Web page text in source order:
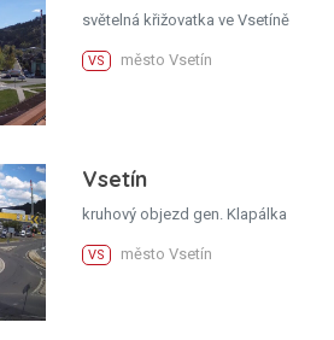
světelná křižovatka ve Vsetíně
VS město Vsetín
Vsetín
kruhový objezd gen. Klapálka
VS město Vsetín